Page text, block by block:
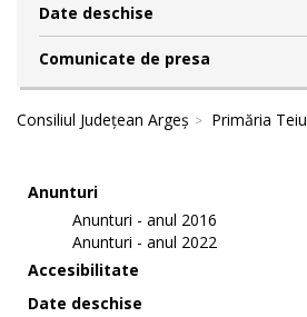
Date deschise
Comunicate de presa
Consiliul Județean Argeș Primăria Teiu
Anunturi
Anunturi - anul 2016
Anunturi - anul 2022
Accesibilitate
Date deschise